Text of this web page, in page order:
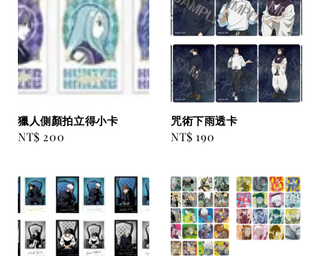
獵人側顏拍立得小卡
Regular
NT$ 200
咒術下雨透卡
Regular
NT$ 190